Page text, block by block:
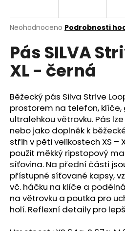
Průměrné
produktu
je
0,0
z
hvězdiček.
Neohodnoceno Podrobnosti
Pás SILVA
XL - černá
Běžecký pás Silva Strive
prostorem na telefon, klíče,
ultralehkou větrovku. Pás
nebo jako doplněk k
střih v pěti velikostech XS –
použit měkký ripstopový
síťovina. Na přední části
přístupné síťované kapsy,
vč. háčku na klíče a
na větrovku a poutka pro
holí. Reflexní detaily pro
j
t
?
HLEDAT
D
o
p
o
r
u